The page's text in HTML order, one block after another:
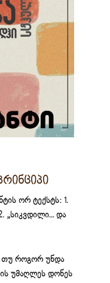
ორ ტექსტს: 1.
„სიკვდილი… და
თუ როგორ უნდა
უმაღლეს დონეს